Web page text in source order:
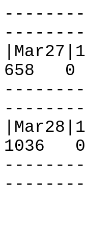
658
0
1036
0